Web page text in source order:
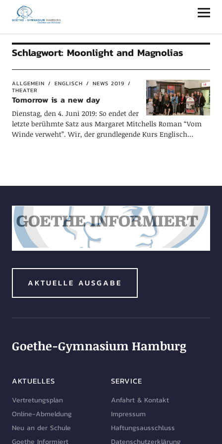
Goethe-Gymnasium Hamburg
Schlagwort: Moonlight and Magnolias
ALLGEMEIN ENGLISCH
NEWS 2019
THEATER
Tomorrow is a new day
Dienstag, den 4. Juni 2019: So endet der
letzte berühmte Satz aus Margaret Mitchells Roman “Vom
Winde verweht”. Wir, der grundlegende Kurs Englisch…
AKTUELLE AUSGABE
Goethe-Gymnasium Hamburg
AKTUELLES
Vertretungsplan
Online-Abmeldung
Neu an der Schule
SERVICE
Anfahrt & Kontakt
Impressum
Haftungsausschluss